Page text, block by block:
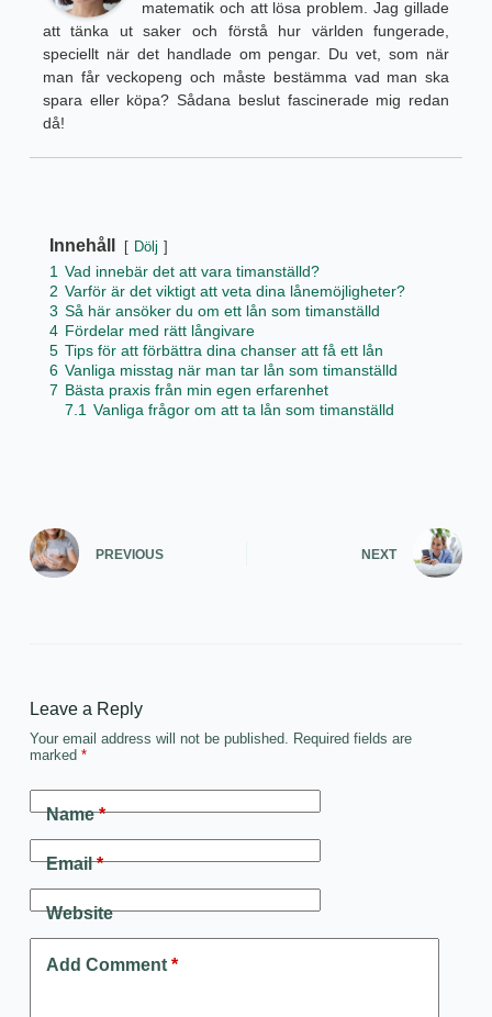
matematik och att lösa problem. Jag gillade
att tänka ut saker och förstå hur världen fungerade,
speciellt när det handlade om pengar. Du vet, som när
man får veckopeng och måste bestämma vad man ska
spara eller köpa? Sådana beslut fascinerade mig redan
då!
Innehåll Dölj
1 Vad innebär det att vara timanställd?
2 Varför är det viktigt att veta dina lånemöjligheter?
3 Så här ansöker du om ett lån som timanställd
4 Fördelar med rätt långivare
5 Tips för att förbättra dina chanser att få ett lån
6 Vanliga misstag när man tar lån som timanställd
7 Bästa praxis från min egen erfarenhet
7.1 Vanliga frågor om att ta lån som timanställd
PREVIOUS NEXT
Leave a Reply
Your email address will not be published. Required fields are
marked *
Name*
Email*
Website
Add Comment*